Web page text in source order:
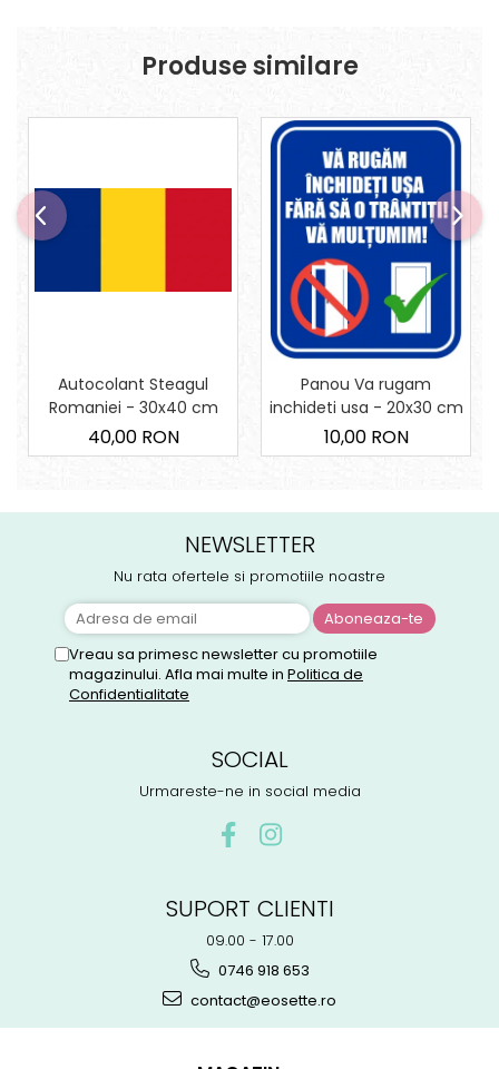
Produse similare
Autocolant Steagul
Romaniei - 30x40 cm
40,00 RON
Panou Va rugam
inchideti usa - 20x30 cm
10,00 RON
NEWSLETTER
Nu rata ofertele si promotiile noastre
Vreau sa primesc newsletter cu promotiile
magazinului. Afla mai multe in Politica de
Confidentialitate
SOCIAL
Urmareste-ne in social media
SUPORT CLIENTI
09.00 - 17.00
0746 918 653
contact@eosette.ro